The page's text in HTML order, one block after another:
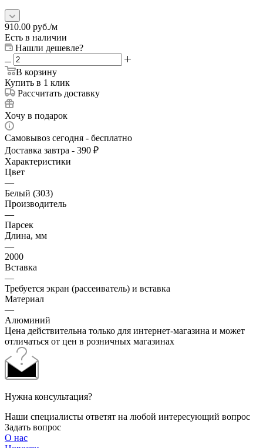
910.00 руб./м
Есть в наличии
Нашли дешевле?
В корзину
Купить в 1 клик
Рассчитать доставку
Хочу в подарок
Самовывоз сегодня - бесплатно
Доставка завтра - 390 ₽
Характеристики
Цвет
—
Белый (303)
Производитель
—
Парсек
Длина, мм
—
2000
Вставка
—
Требуется экран (рассеиватель) и вставка
Материал
—
Алюминий
Цена действительна только для интернет-магазина и может
отличаться от цен в розничных магазинах
Нужна консультация?
Наши специалисты ответят на любой интересующий вопрос
Задать вопрос
О нас